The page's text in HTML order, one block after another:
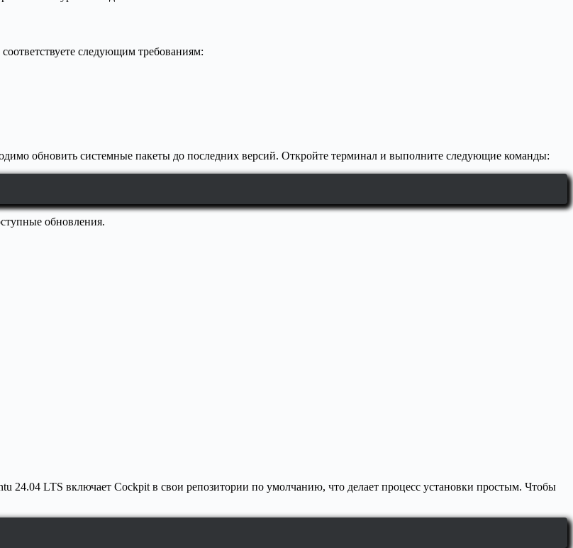
следующим требованиям:
обновить системные пакеты до последних версий. Откройте терминал и выполните следующие команды:
обновления.
24.04 LTS включает Cockpit в свои репозитории по умолчанию, что делает процесс установки простым. Чтобы